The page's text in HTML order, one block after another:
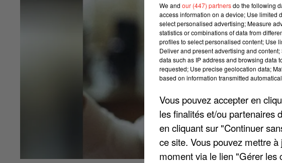
We and our (447) partnersdo the following
access information on a device; Use limited
select personalised advertising; Measure
statistics or combinations of data from
profiles to select personalised content; Use
Deliver and present advertising and
data such as IP address and browsing data
requested; Use precise geolocation data;
based on information transmitted
Vous pouvez accepter en
les finalités et/ou partenaires
en cliquant sur "Continuer
ce site. Vous pouvez mettre
moment via le lien "Gérer les